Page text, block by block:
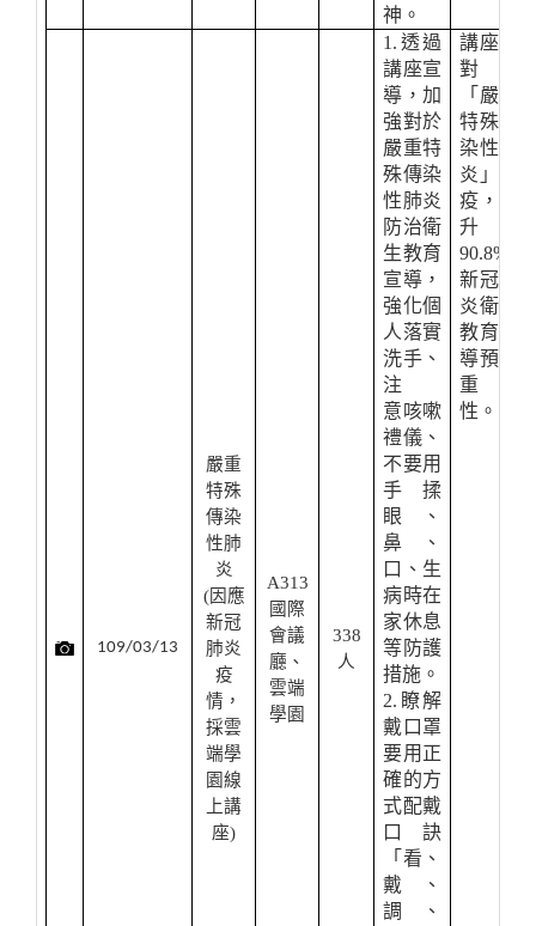
神。
109/03/13
嚴重
特殊
傳染
性肺
炎
(因應
新冠
肺炎
疫
情，
採雲
端學
園線
上講
座)
A313
國際
會議
廳、
雲端
學園
338
人
1. 透過
講座宣
導，加
強對於
嚴重特
殊傳染
性肺炎
防治衛
生教育
宣導，
強化個
人落實
洗手、
注
意咳嗽
禮儀、
不要用
手揉
眼、
鼻、
口、生
病時在
家休息
等防護
措施。
2.瞭解
戴口罩
要用正
確的方
式配戴
口訣
「看、
戴、
調、
講座後
對於
「嚴重
特殊傳
染性肺
炎」防
疫，提
升
90.8%
新冠肺
炎衛生
教育宣
導預防
重要
性。